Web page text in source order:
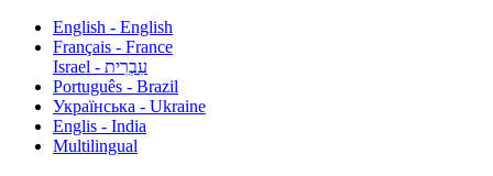
English - English
Français - France
עִבְרִית - Israel
Português - Brazil
Українська - Ukraine
Englis - India
Multilingual